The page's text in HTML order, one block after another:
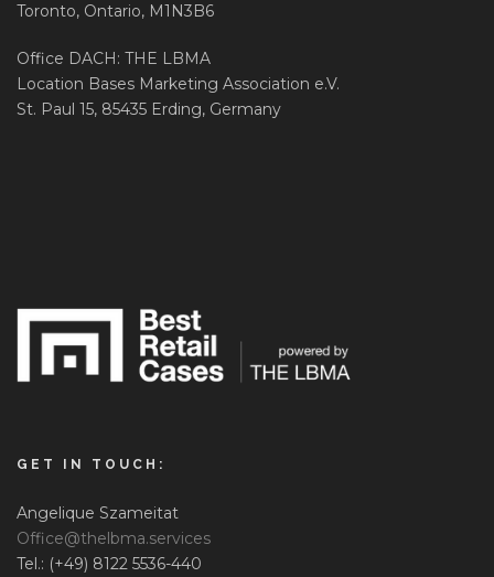
Toronto, Ontario, M1N3B6
Office DACH: THE LBMA
Location Bases Marketing Association e.V.
St. Paul 15, 85435 Erding, Germany
GET IN TOUCH:
Angelique Szameitat
Office@thelbma.services
Tel.: (+49) 8122 5536-440